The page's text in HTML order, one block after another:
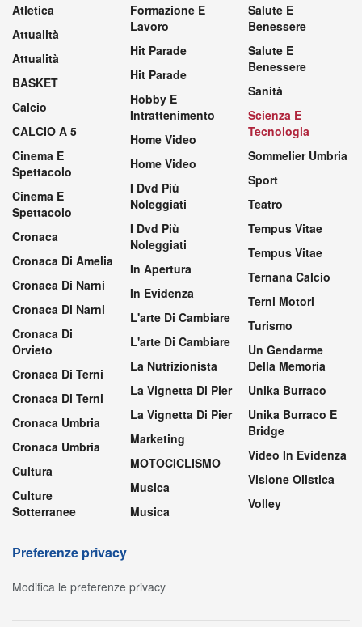
Atletica
Attualità
Attualità
BASKET
Calcio
CALCIO A 5
Cinema E
Spettacolo
Cinema E
Spettacolo
Cronaca
Cronaca Di Amelia
Cronaca Di Narni
Cronaca Di Narni
Cronaca Di
Orvieto
Cronaca Di Terni
Cronaca Di Terni
Cronaca Umbria
Cronaca Umbria
Cultura
Culture
Sotterranee
Formazione E
Lavoro
Hit Parade
Hit Parade
Hobby E
Intrattenimento
Home Video
Home Video
I Dvd Più
Noleggiati
I Dvd Più
Noleggiati
In Apertura
In Evidenza
L'arte Di Cambiare
L'arte Di Cambiare
La Nutrizionista
La Vignetta Di Pier
La Vignetta Di Pier
Marketing
MOTOCICLISMO
Musica
Musica
Salute E
Benessere
Salute E
Benessere
Sanità
Scienza E
Tecnologia
Sommelier Umbria
Sport
Teatro
Tempus Vitae
Tempus Vitae
Ternana Calcio
Terni Motori
Turismo
Un Gendarme
Della Memoria
Unika Burraco
Unika Burraco E
Bridge
Video In Evidenza
Visione Olistica
Volley
Preferenze privacy
Modifica le preferenze privacy